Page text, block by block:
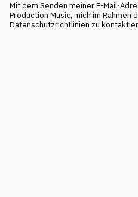
Mit dem Senden meiner E-Mail-
Production Music, mich im Rahmen
Datenschutzrichtlinien zu